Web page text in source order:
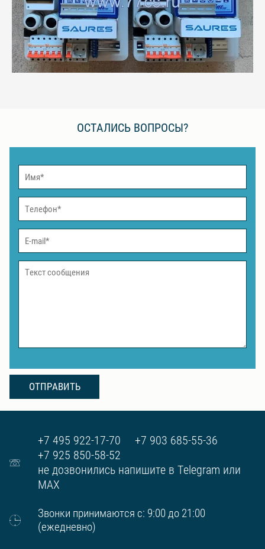
ОСТАЛИСЬ ВОПРОСЫ?
ОТПРАВИТЬ
+7 495 922-17-70
+7 903 685-55-36
+7 925 850-58-52
не дозвонились напишите в Telegram или
MAX
Звонки принимаются с: 9:00 до 21:00
(ежедневно)